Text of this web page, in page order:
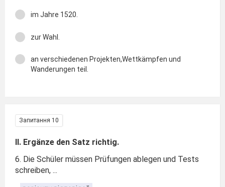
im Jahre 1520.
zur Wahl.
an verschiedenen Projekten,Wettkämpfen und
Wanderungen teil.
Запитання 10
II. Ergänze den Satz richtig.
6. Die Schüler müssen Prüfungen ablegen und Tests
schreiben, ...